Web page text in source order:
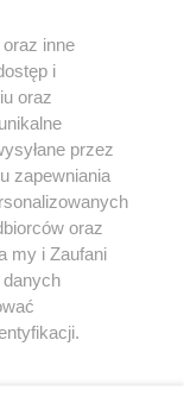
jest:
LIBERTAS
inne
i
oraz
przez
zapewniania
oraz
my i Zaufani